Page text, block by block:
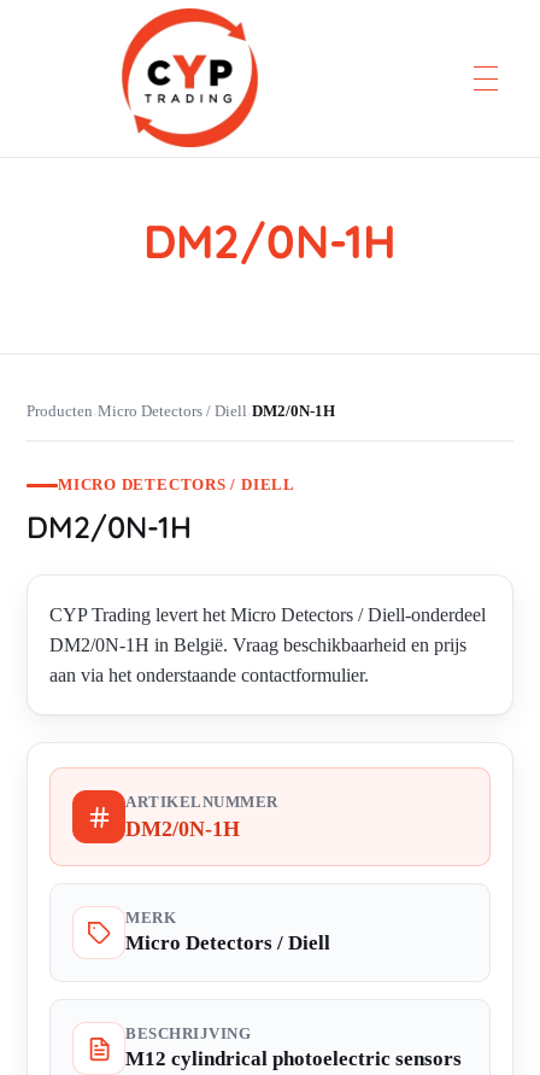
CYP Trading
Professionelle ErsatzteilbeschaffungDM2/0N-1H
Producten›Micro Detectors / Diell›DM2/0N-1H
MICRO DETECTORS / DIELL
DM2/0N-1H
CYP Trading levert het Micro Detectors / Diell-onderdeel
DM2/0N-1H in België. Vraag beschikbaarheid en prijs
aan via het onderstaande contactformulier.
ARTIKELNUMMER
DM2/0N-1H
MERK
Micro Detectors / Diell
BESCHRIJVING
M12 cylindrical photoelectric sensors